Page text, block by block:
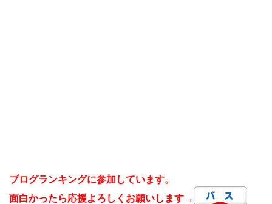
ブログランキングに参加しています。
面白かったら応援よろしくお願いします→